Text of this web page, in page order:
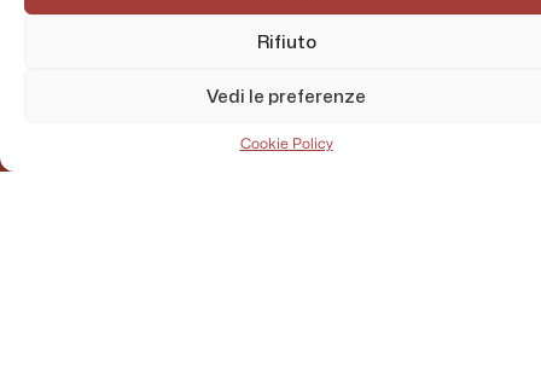
Rifiuto
Vedi le preferenze
Cookie Policy